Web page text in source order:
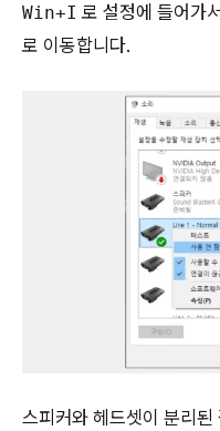
Win+I 로 설정에 들어가서
로 이동합니다.
스피커와 헤드셋이 분리